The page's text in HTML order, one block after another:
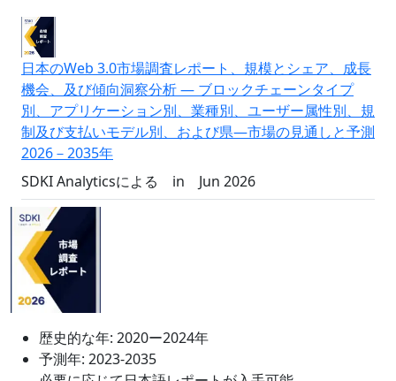
日本のWeb 3.0市場調査レポート、規模とシェア、成長
機会、及び傾向洞察分析 ― ブロックチェーンタイプ
別、アプリケーション別、業種別、ユーザー属性別、規
制及び支払いモデル別、および県―市場の見通しと予測
2026－2035年
SDKI Analyticsによる
in Jun 2026
歴史的な年: 2020ー2024年
予測年: 2023-2035